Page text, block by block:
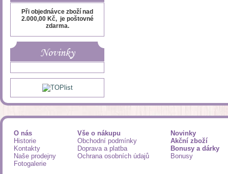
Při objednávce zboží nad
2.000,00 Kč, je poštovné
zdarma.
Novinky
O nás
Historie
Kontakty
Naše prodejny
Fotogalerie
Vše o nákupu
Obchodní podmínky
Doprava a platba
Ochrana osobních údajů
Novinky
Akční zboží
Bonusy a dárky
Bonusy